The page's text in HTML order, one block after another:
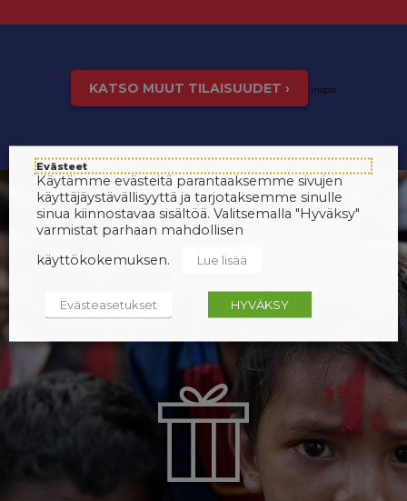
KATSO MUUT TILAISUUDET › inspis
Evästeet
Käytämme evästeitä parantaaksemme sivujen
käyttäjäystävällisyyttä ja tarjotaksemme sinulle
sinua kiinnostavaa sisältöä. Valitsemalla "Hyväksy"
varmistat parhaan mahdollisen
käyttökokemuksen.
Lue lisää
Evästeasetukset HYVÄKSY